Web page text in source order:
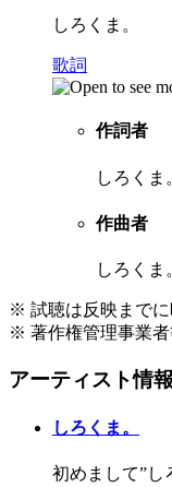
しろくま。
歌詞
作詞者
しろくま
作曲者
しろくま
※ 試聴は反映までに
※ 著作権管理事業者
アーティスト情報
しろくま。
初めまして”し